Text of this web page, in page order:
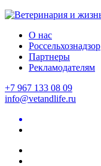
О нас
Россельхознадзор
Партнеры
Рекламодателям
+7 967 133 08 09
info@vetandlife.ru